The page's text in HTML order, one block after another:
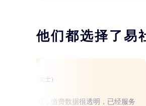
他们都选择了易
新媒体人
非常棒，客服解释的很详细，缴费数据很透明